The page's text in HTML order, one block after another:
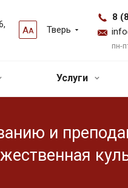
АА Тверь
8
пн-
Услуги
и